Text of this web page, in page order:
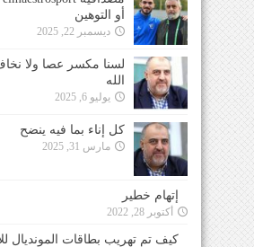
أو التوهين
ديسمبر 22, 2025
لسنا مكسر عصا ولا
الله
يوليو 6, 2025
كل إناء بما فيه ينضح
مارس 31, 2025
إتهام خطير
أكتوبر 28, 2022
كيف تم تهريب بطاقات المونديال